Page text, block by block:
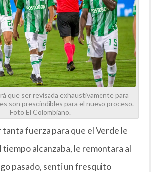
que ser revisada exhaustivamente para
son prescindibles para el nuevo proceso.
Foto El Colombiano.
tanta fuerza para que el Verde le
tiempo alcanzaba, le remontara al
pasado, sentí un fresquito